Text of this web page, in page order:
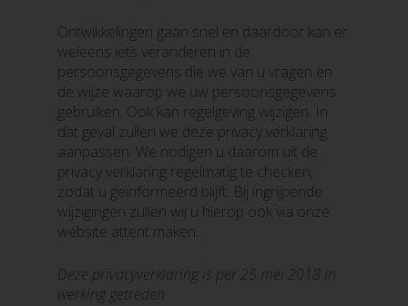
Ontwikkelingen gaan snel en daardoor kan er
weleens iets veranderen in de
persoonsgegevens die we van u vragen en
de wijze waarop we uw persoonsgegevens
gebruiken. Ook kan regelgeving wijzigen. In
dat geval zullen we deze privacy verklaring
aanpassen. We nodigen u daarom uit de
privacy verklaring regelmatig te checken,
zodat u geïnformeerd blijft. Bij ingrijpende
wijzigingen zullen wij u hierop ook via onze
website attent maken.
Deze privacyverklaring is per 25 mei 2018 in
werking getreden